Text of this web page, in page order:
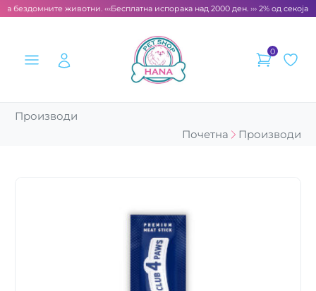
бездомните животни. ‹‹‹Бесплатна испорака над 2000 ден. ››› 2% од секоја
0
Производи
Почетна
Производи